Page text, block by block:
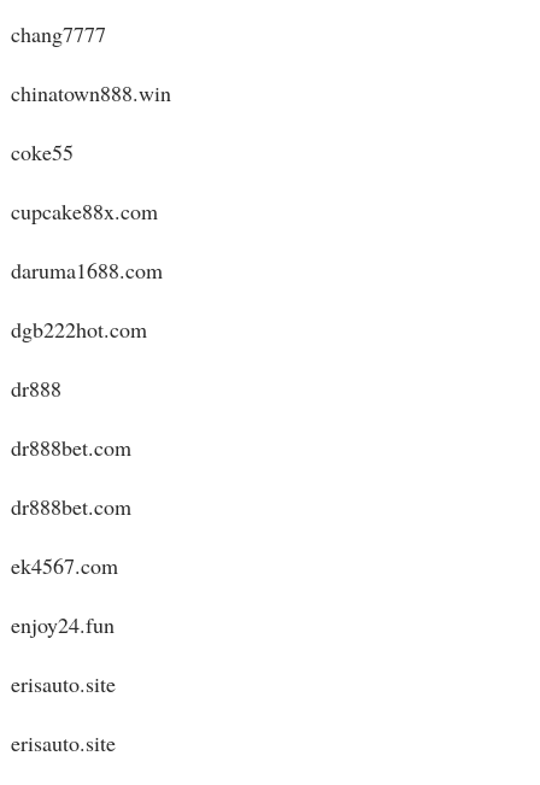
chang7777
chinatown888.win
coke55
cupcake88x.com
daruma1688.com
dgb222hot.com
dr888
dr888bet.com
dr888bet.com
ek4567.com
enjoy24.fun
erisauto.site
erisauto.site